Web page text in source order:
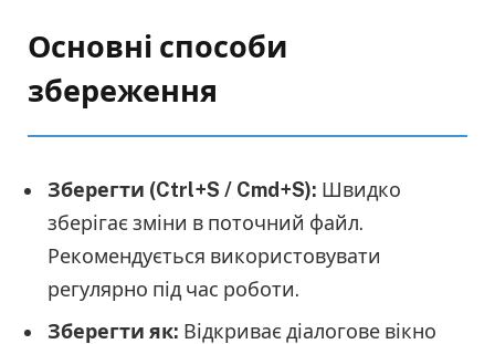
Основні способи
збереження
Зберегти (Ctrl+S / Cmd+S): Швидко
зберігає зміни в поточний файл.
Рекомендується використовувати
регулярно під час роботи.
Зберегти як: Відкриває діалогове вікно